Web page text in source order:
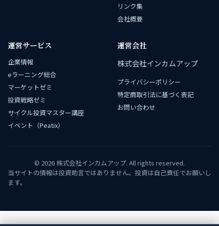
リンク集
会社概要
運営サービス
企業情報
eラーニング総合
マーケットゼミ
投資戦略ゼミ
サイクル投資マスター講座
イベント（Peatix）
運営会社
株式会社インカムアップ
プライバシーポリシー
特定商取引法に基づく表記
お問い合わせ
© 2026 株式会社インカムアップ. All rights reserved.
当サイトの情報は投資助言ではありません。投資は自己責任でお願いし
ます。